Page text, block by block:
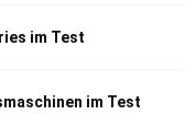
im Test
im Test